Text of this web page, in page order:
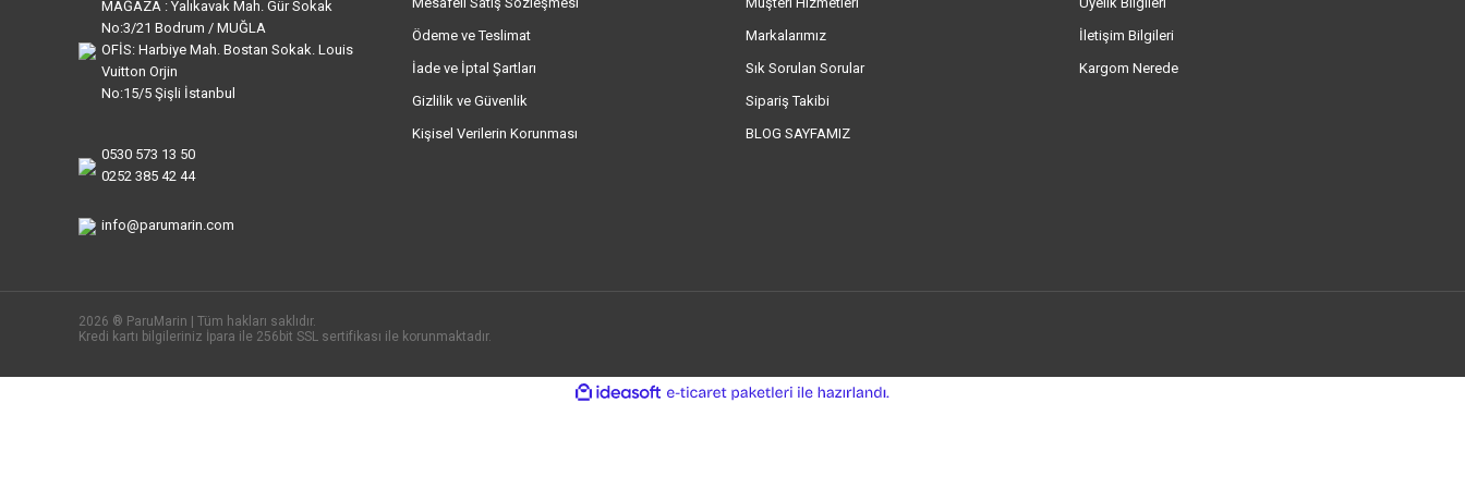
MAĞAZA : Yalıkavak Mah. Gür Sokak
No:3/21 Bodrum / MUĞLA
OFİS: Harbiye Mah. Bostan Sokak. Louis
Vuitton Orjin
No:15/5 Şişli İstanbul
0530 573 13 50
0252 385 42 44
info@parumarin.com
Ödeme ve Teslimat
İade ve İptal Şartları
Gizlilik ve Güvenlik
Kişisel Verilerin Korunması
Markalarımız
Sık Sorulan Sorular
Sipariş Takibi
BLOG SAYFAMIZ
İletişim Bilgileri
Kargom Nerede
2026 ® ParuMarin | Tüm hakları saklıdır.
Kredi kartı bilgileriniz İpara ile 256bit SSL sertifikası ile korunmaktadır.
ideasoft
e-